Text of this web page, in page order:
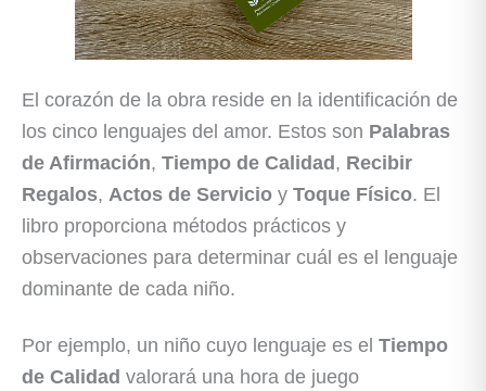
El corazón de la obra reside en la identificación de
los cinco lenguajes del amor. Estos son Palabras
de Afirmación, Tiempo de Calidad, Recibir
Regalos, Actos de Servicio y Toque Físico. El
libro proporciona métodos prácticos y
observaciones para determinar cuál es el lenguaje
dominante de cada niño.
Por ejemplo, un niño cuyo lenguaje es el Tiempo
de Calidad valorará una hora de juego